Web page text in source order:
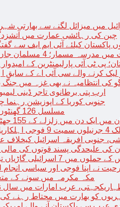
میں میزائل لگنے سے بھارتی شہری
چین کی رہائشی عمارت میں آتشزدگی، 15 افراد
پاکستان کیلئے آئی ایم ایف سے
مسمار؛ 4 مسلمان جاں بحق اور 250 زخمی
پی ٹی آئی پارلیمنٹرین کے
والے سی آئی اے کے سابق اہلکار کو
کی انتظامیہ نے بھی غزہ میں جنگ
ارب پتی برطانوی تاجر ڈینی
جنوبی کوریا کے اپوزیشن
مسلسل 126 گھنٹوں تک گانے والی خاتون
ایک دن میں زلزلے کے 155 جھٹکے، 30 افراد ہلاک
جنوبی افریقہ اسرائیل کیخلاف
کی علیحدگی پسند قوتوں کی
میں 7 اسرائیلی گاڑیاں تباہ، 3 صہیونی ہلاک
نے اپنا فوجی اور سیاسی انجام
مکہ مکرمہ میں سونے کے
عرب امارات میں سال
کو بھارت میں محتاط رہنے